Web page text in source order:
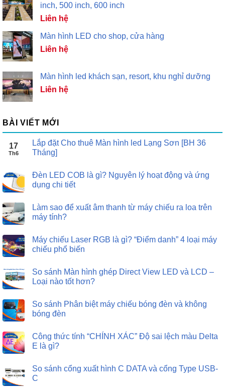
inch, 500 inch, 600 inch
Liên hệ
Màn hình LED cho shop, cửa hàng
Liên hệ
Màn hình led khách sạn, resort, khu nghỉ dưỡng
Liên hệ
BÀI VIẾT MỚI
17
Th6
Lắp đặt Cho thuê Màn hình led Lạng Sơn [BH 36
Tháng]
Đèn LED COB là gì? Nguyên lý hoạt động và ứng
dụng chi tiết
Làm sao để xuất âm thanh từ máy chiếu ra loa trên
máy tính?
Máy chiếu Laser RGB là gì? “Điểm danh” 4 loại máy
chiếu phổ biến
So sánh Màn hình ghép Direct View LED và LCD –
Loại nào tốt hơn?
So sánh Phân biệt máy chiếu bóng đèn và không
bóng đèn
Công thức tính “CHÍNH XÁC” Độ sai lệch màu Delta
E là gì?
So sánh cổng xuất hình C DATA và cổng Type USB-
C